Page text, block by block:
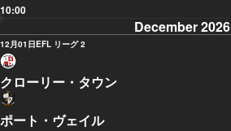
10:00
December 2026
12月01日EFL リーグ 2
クローリー・タウン
ポート・ヴェイル